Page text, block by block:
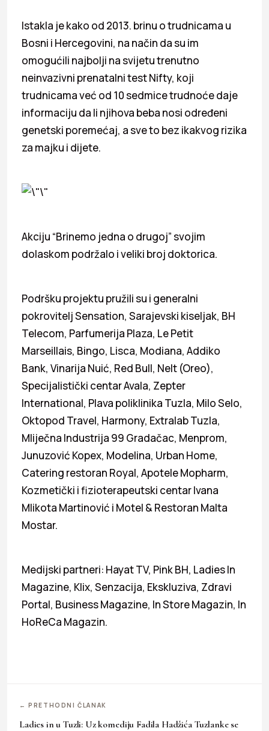
Istakla je kako od 2013. brinu o trudnicama u
Bosni i Hercegovini, na način da su im
omogućili najbolji na svijetu trenutno
neinvazivni prenatalni test Nifty, koji
trudnicama već od 10 sedmice trudnoće daje
informaciju da li njihova beba nosi određeni
genetski poremećaj, a sve to bez ikakvog rizika
za majku i dijete.
Akciju “Brinemo jedna o drugoj” svojim
dolaskom podržalo i veliki broj doktorica.
Podršku projektu pružili su i generalni
pokrovitelj Sensation, Sarajevski kiseljak, BH
Telecom, Parfumerija Plaza, Le Petit
Marseillais, Bingo, Lisca, Modiana, Addiko
Bank, Vinarija Nuić, Red Bull, Nelt (Oreo),
Specijalistički centar Avala, Zepter
International, Plava poliklinika Tuzla, Milo Selo,
Oktopod Travel, Harmony, Extralab Tuzla,
Mliječna Industrija 99 Gradačac, Menprom,
Junuzović Kopex, Modelina, Urban Home,
Catering restoran Royal, Apotele Mopharm,
Kozmetički i fizioterapeutski centar Ivana
Mlikota Martinović i Motel & Restoran Malta
Mostar.
Medijski partneri: Hayat TV, Pink BH, Ladies In
Magazine, Klix, Senzacija, Ekskluziva, Zdravi
Portal, Business Magazine, In Store Magazin, In
HoReCa Magazin.
← PRETHODNI ČLANAK
Ladies in u Tuzli: Uz komediju Fadila Hadžića Tuzlanke se